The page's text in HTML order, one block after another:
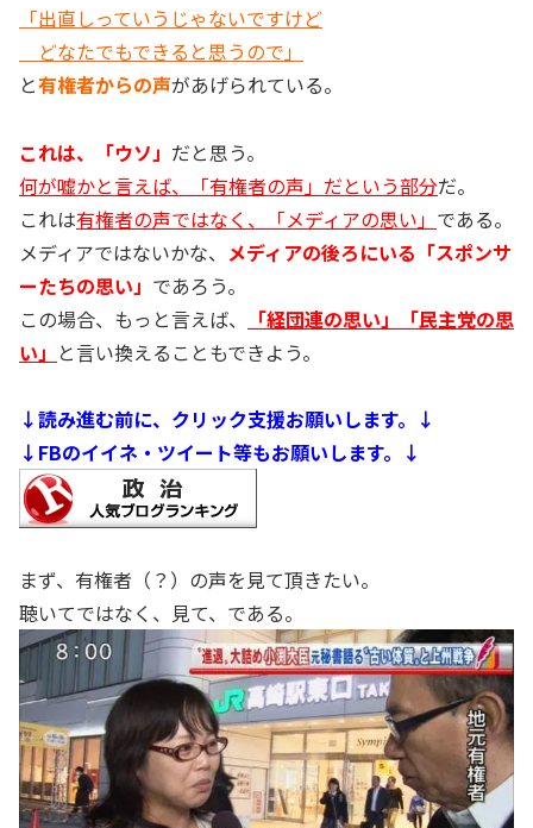
「出直しっていうじゃないですけど
どなたでもできると思うので」
と有権者からの声があげられている。
これは、「ウソ」 だと思う。
何が嘘かと言えば、「有権者の声」だという部分だ。
これは有権者の声ではなく、「メディアの思い」 である。
メディアではないかな、 メディアの後ろにいる「スポンサ
ーたちの思い」 であろう。
この場合、もっと言えば、
「経団連の思い」「民主党の思
い」 と言い換えることもできよう。
↓読み進む前に、クリック支援お願いします。↓
↓FBのイイネ・ツイート等もお願いします。↓
まず、有権者（？）の声を見て頂きたい。
聴いてではなく、見て、である。